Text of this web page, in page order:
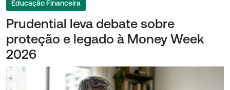
Educação Financeira
Prudential leva debate sobre
proteção e legado à Money Week
2026